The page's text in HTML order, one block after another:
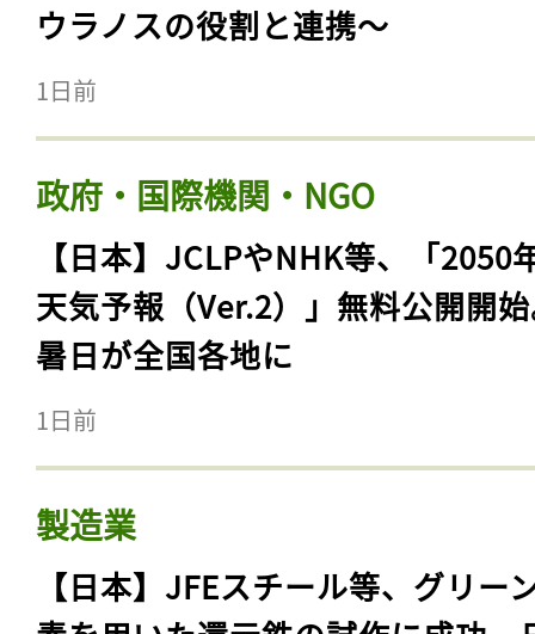
ウラノスの役割と連携〜
1日前
政府・国際機関・NGO
【日本】JCLPやNHK等、「2050
天気予報（Ver.2）」無料公開開
暑日が全国各地に
1日前
製造業
【日本】JFEスチール等、グリー